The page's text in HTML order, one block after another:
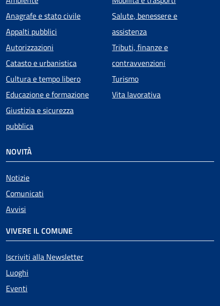
Anagrafe e stato civile
Appalti pubblici
Autorizzazioni
Catasto e urbanistica
Cultura e tempo libero
Educazione e formazione
Giustizia e sicurezza
pubblica
Salute, benessere e
assistenza
Tributi, finanze e
contravvenzioni
Turismo
Vita lavorativa
NOVITÀ
Notizie
Comunicati
Avvisi
VIVERE IL COMUNE
Iscriviti alla Newsletter
Luoghi
Eventi